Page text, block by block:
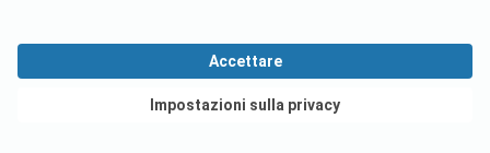
Classificazione ADAC
Vedi offerte